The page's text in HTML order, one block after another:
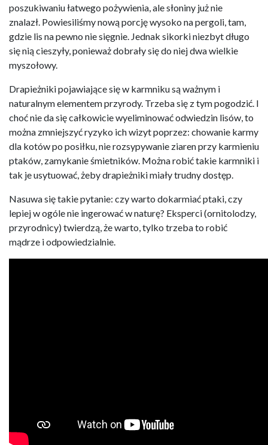
poszukiwaniu łatwego pożywienia, ale słoniny już nie
znalazł. Powiesiliśmy nową porcję wysoko na pergoli, tam,
gdzie lis na pewno nie sięgnie. Jednak sikorki niezbyt długo
się nią cieszyły, ponieważ dobrały się do niej dwa wielkie
myszołowy.
Drapieżniki pojawiające się w karmniku są ważnym i
naturalnym elementem przyrody. Trzeba się z tym pogodzić. I
choć nie da się całkowicie wyeliminować odwiedzin lisów, to
można zmniejszyć ryzyko ich wizyt poprzez: chowanie karmy
dla kotów po posiłku, nie rozsypywanie ziaren przy karmieniu
ptaków, zamykanie śmietników. Można robić takie karmniki i
tak je usytuować, żeby drapieżniki miały trudny dostęp.
Nasuwa się takie pytanie: czy warto dokarmiać ptaki, czy
lepiej w ogóle nie ingerować w naturę? Eksperci (ornitolodzy,
przyrodnicy) twierdzą, że warto, tylko trzeba to robić
mądrze i odpowiedzialnie.